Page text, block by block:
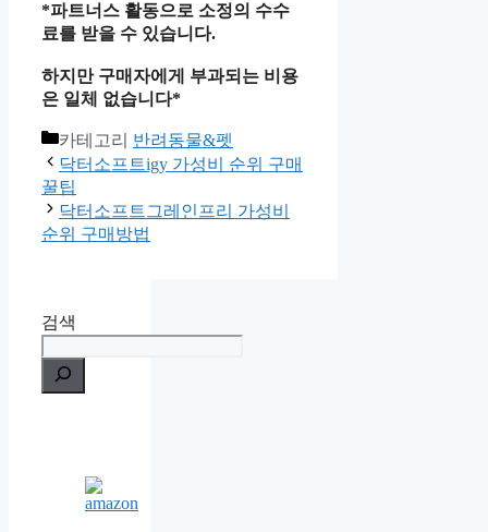
*파트너스 활동으로 소정의 수수
료를 받을 수 있습니다.
하지만 구매자에게 부과되는 비용
은 일체 없습니다*
카테고리 반려동물&펫
닥터소프트igy 가성비 순위 구매
꿀팁
닥터소프트그레인프리 가성비
순위 구매방법
검색